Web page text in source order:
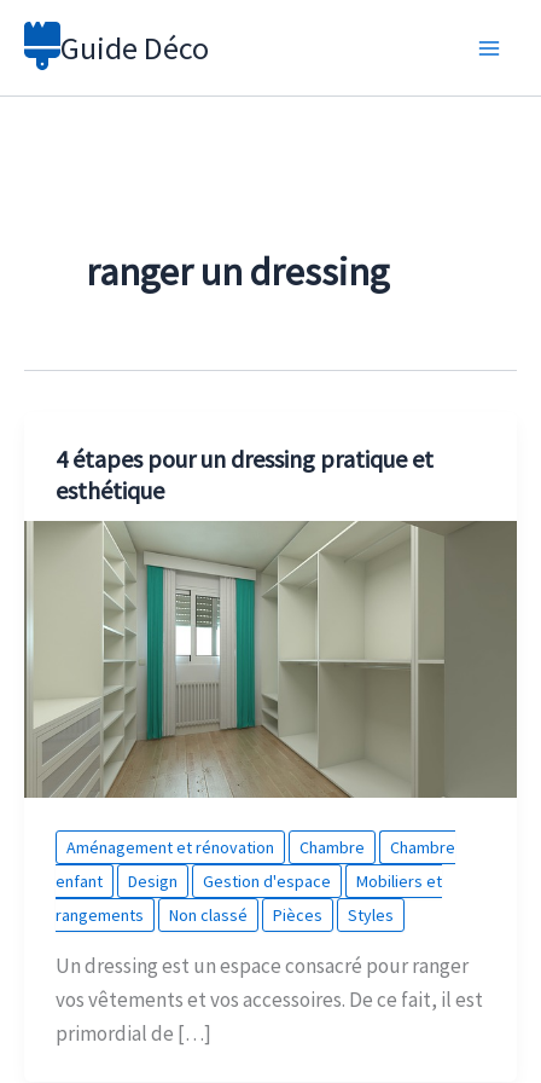
Aller
Guide Déco
ranger un dressing
4 étapes pour un dressing pratique et
esthétique
Aménagement et rénovation Chambre
Chambre
enfant
Design Gestion d'espace
Mobiliers et
rangements
Non classé Pièces Styles
Un dressing est un espace consacré pour ranger
vos vêtements et vos accessoires. De ce fait, il est
primordial de […]